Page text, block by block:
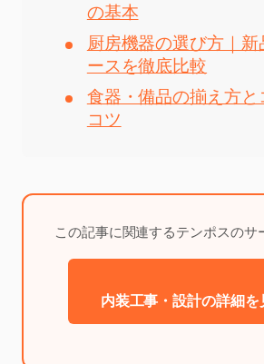
の基本
厨房機器の選び方｜新
ースを徹底比較
食器・備品の揃え方と
コツ
この記事に関連するテンポスのサ
内装工事・設計の詳細